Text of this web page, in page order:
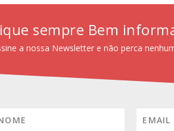
sempre Bem
a nossa Newsletter e não perca